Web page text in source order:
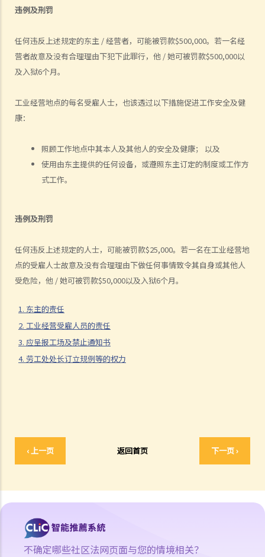
违例及刑罚
任何违反上述规定的东主 / 经营者，可能被罚款$500,000。若一名经
营者故意及没有合理理由下犯下此罪行，他 / 她可被罚款$500,000以
及入狱6个月。
工业经营地点的每名受雇人士，也该透过以下措施促进工作安全及健
康：
照顾工作地点中其本人及其他人的安全及健康； 以及
使用由东主提供的任何设备，或遵照东主订定的制度或工作方
式工作。
违例及刑罚
任何违反上述规定的人士，可能被罚款$25,000。若一名在工业经营地
点的受雇人士故意及没有合理理由下做任何事情致令其自身或其他人
受危险，他 / 她可被罚款$50,000以及入狱6个月。
1. 东主的责任
2. 工业经营受雇人员的责任
3. 应呈报工场及禁止通知书
4. 劳工处处长订立规例等的权力
‹ 上一页 返回首页 下一页 ›
4. 我的工作地方突然被关闭，而自上个月起我便没有再收到薪金，我认
（或部分）薪金？
5. 假如雇主面临破产 / 清盘，我可以从哪处获得协助？
6. 如果我上班迟到，我的雇主可以扣除我的工资吗？
吗？
8. 建筑及营造行业的总承判商有没有责任支付次承判商的雇员的工资？
10. 雇主是否必须发放年终双粮或花红给雇员？
11. 如何计算年终酬金？我可于何时收取有关的款项？
1. 推定终止雇佣合约
1. 缴付终止合约款项之时限
2. 发出通知终止合约
2. 违例及刑罚
3. 代通知金
6. 暂停雇用
9. 不当地终止合约
我想解雇此职员。我可否不给予他预先通知（或代通知金）而立刻解雇
他？
3. 雇员几日没有上班，但没有给予理由，雇主可否实时解雇？
4. 我将会以其中一个「有效的解雇理由」 解雇我的职员。我是否需要给
不确定哪些社区法网页面与您的情境相关？